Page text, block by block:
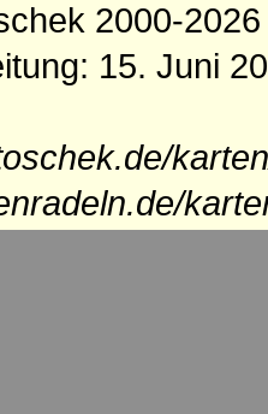
2000-2026
15. Juni